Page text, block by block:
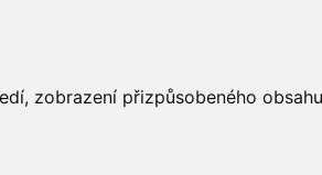
zobrazení přizpůsobeného